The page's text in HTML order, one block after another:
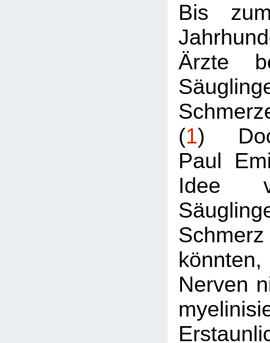
Bis
Ärzte
(1)
Paul
Idee
Nerven